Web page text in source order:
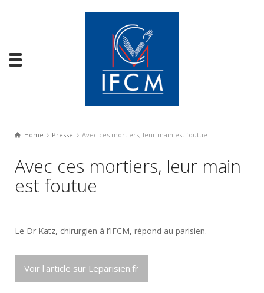
Home Presse Avec ces mortiers, leur main est foutue
Avec ces mortiers, leur main
est foutue
Le Dr Katz, chirurgien à l’IFCM, répond au parisien.
Voir l'article sur Leparisien.fr